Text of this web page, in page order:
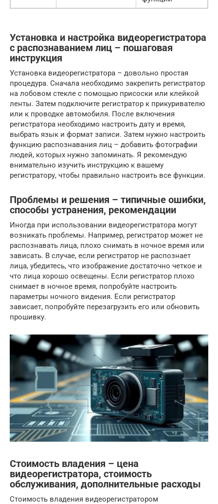
Установка и настройка видеорегистратора
с распознаванием лиц – пошаговая
инструкция
Установка видеорегистратора – довольно простая
процедура. Сначала необходимо закрепить регистратор
на лобовом стекле с помощью присоски или клейкой
ленты. Затем подключите регистратор к прикуривателю
или к проводке автомобиля. После включения
регистратора необходимо настроить дату и время,
выбрать язык и формат записи. Затем нужно настроить
функцию распознавания лиц – добавить фотографии
людей, которых нужно запоминать. Я рекомендую
внимательно изучить инструкцию к вашему
регистратору, чтобы правильно настроить все функции.
Проблемы и решения – типичные ошибки,
способы устранения, рекомендации
Иногда при использовании видеорегистратора могут
возникать проблемы. Например, регистратор может не
распознавать лица, плохо снимать в ночное время или
зависать. В случае, если регистратор не распознает
лица, убедитесь, что изображение достаточно четкое и
что лица хорошо освещены. Если регистратор плохо
снимает в ночное время, попробуйте настроить
параметры ночного видения. Если регистратор
зависает, попробуйте перезагрузить его или обновить
прошивку.
Стоимость владения – цена
видеорегистратора, стоимость
обслуживания, дополнительные расходы
Стоимость владения видеорегистратором